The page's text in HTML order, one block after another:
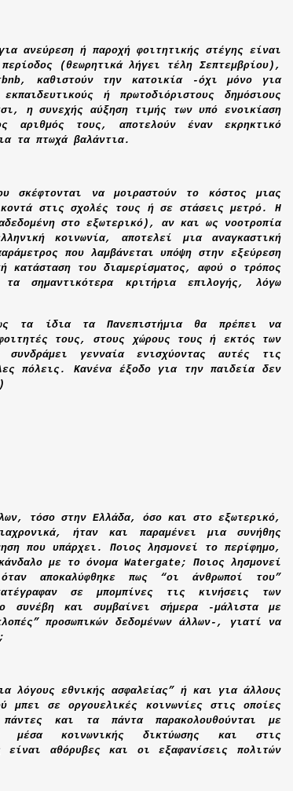
ανεύρεση ή παροχή φοιτητικής στέγης είναι
(θεωρητικά λήγει τέλη Σεπτεμβρίου),
καθιστούν την κατοικία -όχι μόνο για
ή πρωτοδιόριστους δημόσιους
η συνεχής αύξηση τιμής των υπό ενοικίαση
αριθμός τους, αποτελούν έναν εκρηκτικό
τα πτωχά βαλάντια.
σκέφτονται να μοιραστούν το κόστος μιας
στις σχολές τους ή σε στάσεις μετρό. Η
στο εξωτερικό), αν και ως νοοτροπία
κοινωνία, αποτελεί μια αναγκαστική
που λαμβάνεται υπόψη στην εξεύρεση
κατάσταση του διαμερίσματος, αφού ο τρόπος
σημαντικότερα κριτήρια επιλογής, λόγω
τα ίδια τα Πανεπιστήμια θα πρέπει να
τους, στους χώρους τους ή εκτός των
γενναία ενισχύοντας αυτές τις
πόλεις. Κανένα έξοδο για την παιδεία δεν
τόσο στην Ελλάδα, όσο και στο εξωτερικό,
ήταν και παραμένει μια συνήθης
που υπάρχει. Ποιος λησμονεί το περίφημο,
με το όνομα Watergate; Ποιος λησμονεί
αποκαλύφθηκε πως “οι άνθρωποί του”
σε μπομπίνες τις κινήσεις των
συνέβη και συμβαίνει σήμερα -μάλιστα με
προσωπικών δεδομένων άλλων-, γιατί να
λόγους εθνικής ασφαλείας” ή και για άλλους
μπει σε οργουελικές κοινωνίες στις οποίες
και τα πάντα παρακολουθούνται με
μέσα κοινωνικής δικτύωσης και στις
είναι αθόρυβες και οι εξαφανίσεις πολιτών